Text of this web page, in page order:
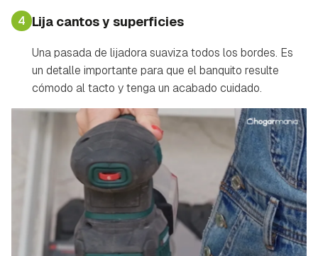
4 Lija cantos y superficies
Una pasada de lijadora suaviza todos los bordes. Es
un detalle importante para que el banquito resulte
cómodo al tacto y tenga un acabado cuidado.